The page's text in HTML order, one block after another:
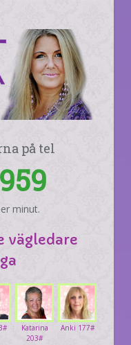
på tel
minut.
vägledare
Anki 177#
Katarina
203#